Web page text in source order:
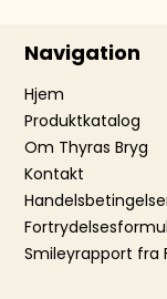
Navigation
Hjem
Produktkatalog
Om Thyras Bryg
Kontakt
Smileyrapport fra